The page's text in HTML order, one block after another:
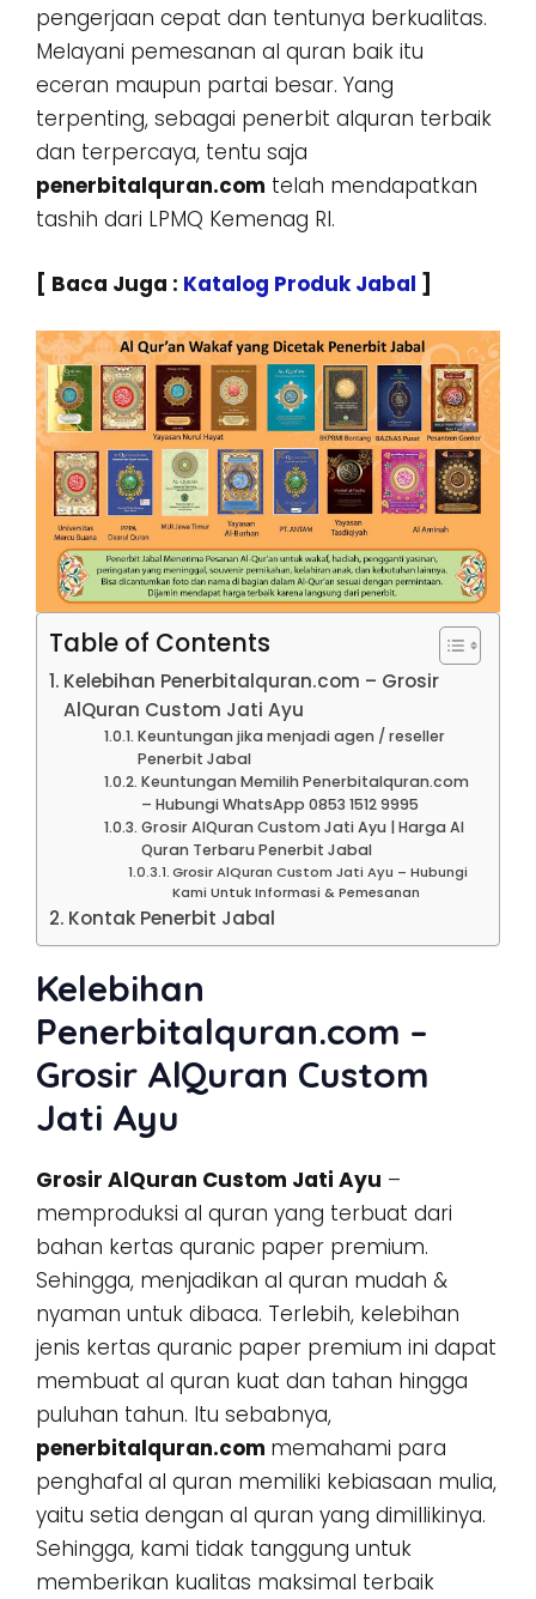
pengerjaan cepat dan tentunya berkualitas.
Melayani pemesanan al quran baik itu
eceran maupun partai besar. Yang
terpenting, sebagai penerbit alquran terbaik
dan terpercaya, tentu saja
penerbitalquran.com telah mendapatkan
tashih dari LPMQ Kemenag RI.
[ Baca Juga : Katalog Produk Jabal ]
Table of Contents
Kelebihan Penerbitalquran.com – Grosir
AlQuran Custom Jati Ayu
Keuntungan jika menjadi agen / reseller
Penerbit Jabal
Keuntungan Memilih Penerbitalquran.com
– Hubungi WhatsApp 0853 1512 9995
Grosir AlQuran Custom Jati Ayu | Harga Al
Quran Terbaru Penerbit Jabal
Grosir AlQuran Custom Jati Ayu – Hubungi
Kami Untuk Informasi & Pemesanan
Kontak Penerbit Jabal
Kelebihan
Penerbitalquran.com –
Grosir AlQuran Custom
Jati Ayu
Grosir AlQuran Custom Jati Ayu –
memproduksi al quran yang terbuat dari
bahan kertas quranic paper premium.
Sehingga, menjadikan al quran mudah &
nyaman untuk dibaca. Terlebih, kelebihan
jenis kertas quranic paper premium ini dapat
membuat al quran kuat dan tahan hingga
puluhan tahun. Itu sebabnya,
penerbitalquran.com memahami para
penghafal al quran memiliki kebiasaan mulia,
yaitu setia dengan al quran yang dimillikinya.
Sehingga, kami tidak tanggung untuk
memberikan kualitas maksimal terbaik